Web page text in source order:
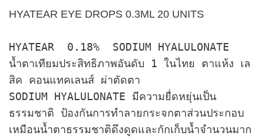
HYATEAR EYE DROPS 0.3ML 20 UNITS
HYATEAR 0.18% SODIUM HYALULONATE
น้ำตาเทียมประสิทธิภาพอันดับ 1 ในไทย ตาแห้ง เล
สิค คอนแทคเลนส์ ผ่าตัดตา
SODIUM HYALULONATE มีความยื่ดหยุ่นเป็น
ธรรมชาติ ป้องกันการทำลายกระจกตาส่วนประกอบ
เหมือนน้ำตาธรรมชาติดึงดูดและกักเก็บน้ำจำนวนมาก